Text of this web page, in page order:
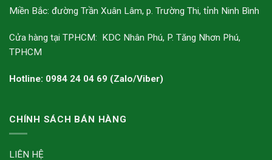
Miền Bắc: đường Trần Xuân Lâm, p. Trường Thi, tỉnh Ninh Bình
Cửa hàng tại TPHCM: KDC Nhân Phú, P. Tăng Nhơn Phú,
TPHCM
Hotline: 0984 24 04 69 (Zalo/Viber)
CHÍNH SÁCH BÁN HÀNG
LIÊN HỆ